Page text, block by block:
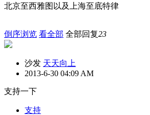
北京至西雅图以及上海至底特律
倒序浏览 看全部 全部回复23
沙发 天天向上
2013-6-30 04:09 AM
支持一下
支持